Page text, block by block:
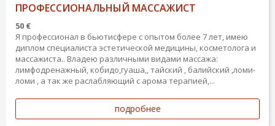
ПРОФЕССИОНАЛЬНЫЙ МАССАЖИСТ
50 €
Я профессионал в бьютисфере с опытом более 7 лет, имею
диплом специалиста эстетической медицины, косметолога и
массажиста.. Владею различными видами массажа:
лимфодренажный, кобидо,гуаша,, тайский , балийский ,ломи-
ломи , а так же раслабляющий с арома терапией,...
подробнее